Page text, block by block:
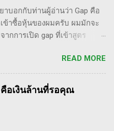
ต้องการเล่นแบบเทรดเดิ้ง คือ
บเวลาหนึ...
Short อีกด้วย ผมเองก็เคย
บมั่วๆ หลายเรื่องด้วยกันนะ
ทรงหุ้นซิ่ง ราคาย่อ วอลุ่มหาย -
งแกนั่นเองครับ ง่ายๆเลย ที่
มีอาจารย์ร่วมกันก็คือ ปู่โอนีล,
ะทวด Wyckoff นั่นเอง (คือผม
าบอกกับท่านผู้อ่านว่า Gap คือ
ข้าซื้อหุ้นของผมครับ ผมมักจะ
ากการเปิด gap ที่เข้าสูตร
งสัญญาณซื้อ แบบเปิด gap ผมจะ
ะนั้น มันก็ไม่ได้เป๊ะทุกตัวนะ
ครึ่ง เราต้องคอยคัดตัวที่ไม่ดี
แรงๆ ให้มันวิ่งทำเงินให้เราไป
READ MORE
อเงินล้านที่รอคุณ